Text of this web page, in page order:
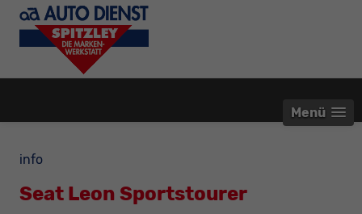
Menü
info
Seat Leon Sportstourer